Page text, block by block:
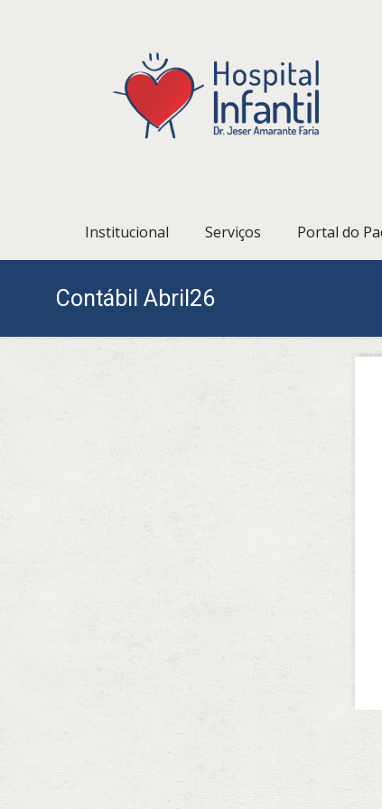
Institucional Serviços Portal do
Contábil Abril26